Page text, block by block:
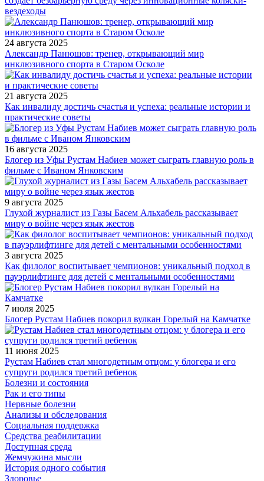
вездеходы
24 августа 2025
Александр Панюшов: тренер, открывающий мир
инклюзивного спорта в Старом Осколе
21 августа 2025
Как инвалиду достичь счастья и успеха: реальные истории и
практические советы
16 августа 2025
Блогер из Уфы Рустам Набиев может сыграть главную роль в
фильме с Иваном Янковским
9 августа 2025
Глухой журналист из Газы Басем Альхабель рассказывает
миру о войне через язык жестов
3 августа 2025
Как филолог воспитывает чемпионов: уникальный подход в
пауэрлифтинге для детей с ментальными особенностями
7 июля 2025
Блогер Рустам Набиев покорил вулкан Горелый на Камчатке
11 июня 2025
Рустам Набиев стал многодетным отцом: у блогера и его
супруги родился третий ребенок
Болезни и состояния
Рак и его типы
Нервные болезни
Анализы и обследования
Социальная поддержка
Средства реабилитации
Доступная среда
Жемчужина мысли
История одного события
Здоровье